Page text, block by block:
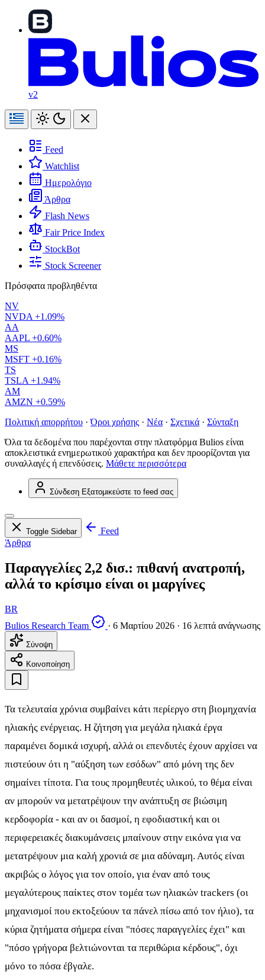
v2
Feed
Watchlist
Ημερολόγιο
Άρθρα
Flash News
Fair Price Index
StockBot
Stock Screener
Πρόσφατα προβληθέντα
NV
NVDA +1.09%
AA
AAPL +0.60%
MS
MSFT +0.16%
TS
TSLA +1.94%
AM
AMZN +0.59%
Πολιτική απορρήτου · Όροι χρήσης · Νέα · Σχετικά · Σύνταξη
Όλα τα δεδομένα που παρέχονται στην πλατφόρμα Bulios είναι
αποκλειστικά ενημερωτικού χαρακτήρα και δεν προορίζονται για
συναλλαγές ή επενδύσεις. Μάθετε περισσότερα
Σύνδεση Εξατομικεύστε το feed σας
Toggle Sidebar
Feed
Άρθρα
Παραγγελίες 2,2 δισ.: πιθανή ανατροπή,
αλλά το κρίσιμο είναι οι μαργίνες
BR
Bulios Research Team
· 6 Μαρτίου 2026 · 16 λεπτά ανάγνωσης
Σύνοψη
Κοινοποίηση
Τα τελευταία χρόνια συμβαίνει κάτι περίεργο στη βιομηχανία
ηλιακής ενέργειας. Η ζήτηση για μεγάλα ηλιακά έργα
παραμένει δομικά ισχυρή, αλλά οι επενδυτές έχουν αρχίσει να
πιστεύουν ότι η "αύξηση των εσόδων" από μόνη της δεν
σημαίνει τίποτα. Για τους προμηθευτές υλικού, το θέμα είναι
αν μπορούν να μετατρέψουν την ανάπτυξη σε βιώσιμη
κερδοφορία - και αν οι δασμοί, η εφοδιαστική και οι
περιφερειακές διακυμάνσεις μπαίνουν στην εικόνα για να
μετατρέψουν μια καλή χρονιά σε μια αδύναμη. Αυτός είναι
ακριβώς ο λόγος για τον οποίο, για έναν από τους
μεγαλύτερους παίκτες στον τομέα των ηλιακών trackers (οι
μηχανισμοί που εκτοξεύουν τα πάνελ πίσω από τον ήλιο), τα
κύρια ζητήματα σήμερα είναι "πόσες παραγγελίες έχει" και
"πόσο γρήγορα βελτιώνονται τα περιθώρια κέρδους", όχι
μόνο το πόσα έβγαλε.